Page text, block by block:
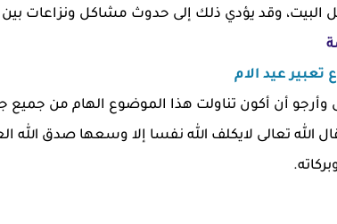
البيت، وقد يؤدي ذلك إلى حدوث مشاكل ونزاعات
عيد الام
وأرجو أن أكون تناولت هذا الموضوع الهام من
تعالى لايكلف الله نفسا إلا وسعها صدق الله